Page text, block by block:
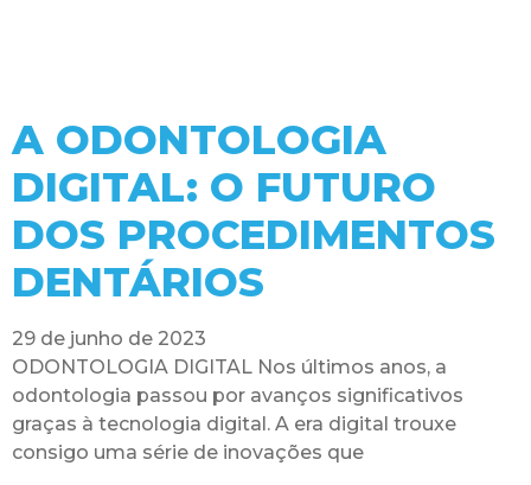
A ODONTOLOGIA
DIGITAL: O FUTURO
DOS PROCEDIMENTOS
DENTÁRIOS
29 de junho de 2023
ODONTOLOGIA DIGITAL Nos últimos anos, a
odontologia passou por avanços significativos
graças à tecnologia digital. A era digital trouxe
consigo uma série de inovações que